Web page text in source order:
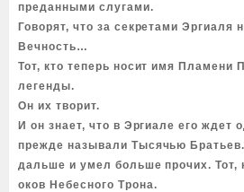
преданными слугами.
Говорят, что за секретами Эргиаля
Вечность…
Тот, кто теперь носит имя Пламени
легенды.
Он их творит.
И он знает, что в Эргиале его ждет
прежде называли Тысячью Братьев.
дальше и умел больше прочих. Тот,
оков Небесного Трона.